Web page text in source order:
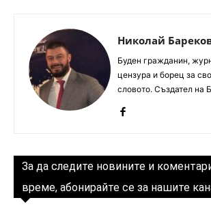
Николай
Буден гражданин,
цензура и борец за
словото. Създател на
За да следите новините и
време, абонирайте се за нашите